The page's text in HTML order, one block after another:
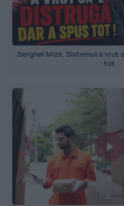
Serghei Mizil. Sistemul a vrut
tot